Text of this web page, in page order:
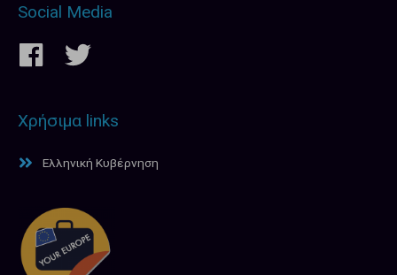
Social Media
Χρήσιμα links
Ελληνική Κυβέρνηση